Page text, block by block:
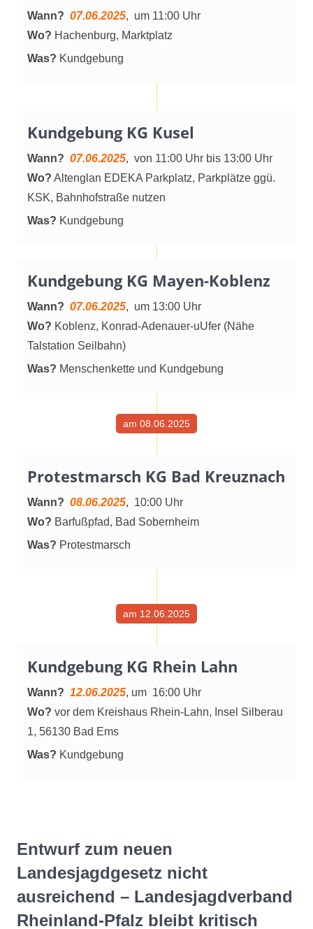
Wann? 07.06.2025, um 11:00 Uhr
Wo? Hachenburg, Marktplatz
Was? Kundgebung
Kundgebung KG Kusel
Wann? 07.06.2025, von 11:00 Uhr bis 13:00 Uhr
Wo? Altenglan EDEKA Parkplatz, Parkplätze ggü.
KSK, Bahnhofstraße nutzen
Was? Kundgebung
Kundgebung KG Mayen-Koblenz
Wann? 07.06.2025, um 13:00 Uhr
Wo? Koblenz, Konrad-Adenauer-uUfer (Nähe
Talstation Seilbahn)
Was? Menschenkette und Kundgebung
am 08.06.2025
Protestmarsch KG Bad Kreuznach
Wann? 08.06.2025, 10:00 Uhr
Wo? Barfußpfad, Bad Sobernheim
Was? Protestmarsch
am 12.06.2025
Kundgebung KG Rhein Lahn
Wann? 12.06.2025, um 16:00 Uhr
Wo? vor dem Kreishaus Rhein-Lahn, Insel Silberau
1, 56130 Bad Ems
Was? Kundgebung
Entwurf zum neuen
Landesjagdgesetz nicht
ausreichend – Landesjagdverband
Rheinland-Pfalz bleibt kritisch